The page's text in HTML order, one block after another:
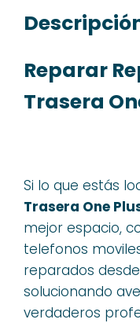
Reparar
Trasera
Si lo que estás
Trasera One
mejor espacio,
telefonos
reparados desde
solucionando
verdaderos